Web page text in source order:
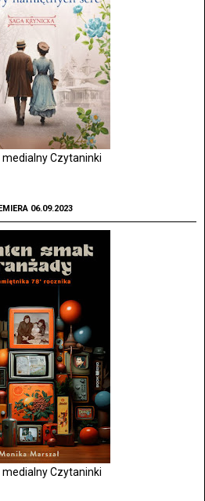
Czytaninki
06.09.2023
Czytaninki